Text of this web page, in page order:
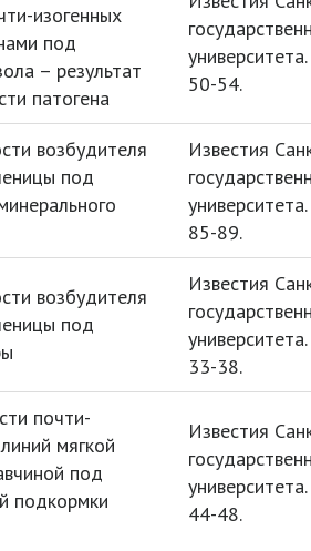
изогенных
под
– результат
патогена
50-54.
возбудителя
под
Известия
85-89.
возбудителя
под
Известия
33-38.
почти-
мягкой
под
подкормки
Известия
44-48.